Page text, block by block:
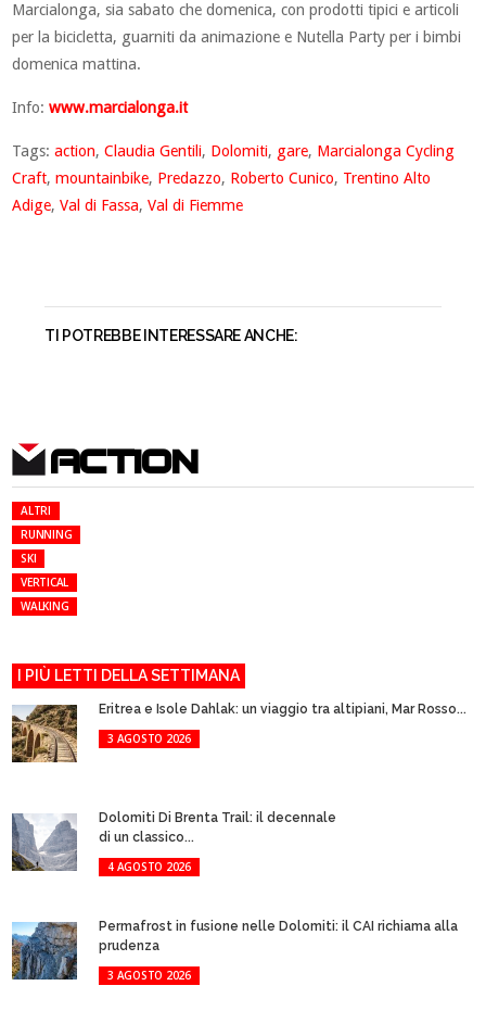
Marcialonga, sia sabato che domenica, con prodotti tipici e articoli
per la bicicletta, guarniti da animazione e Nutella Party per i bimbi
domenica mattina.
Info:www.marcialonga.it
Tags:action,Claudia Gentili, Dolomiti, gare, Marcialonga Cycling
Craft,mountainbike, Predazzo, Roberto Cunico, Trentino Alto
Adige,Val di Fassa,Val di Fiemme
TI POTREBBE INTERESSARE ANCHE:
ACTION
ALTRI
RUNNING
SKI
VERTICAL
WALKING
I PIÙ LETTI DELLA SETTIMANA
Eritrea e Isole Dahlak: un viaggio tra altipiani, Mar Rosso...
3 AGOSTO 2026
Dolomiti Di Brenta Trail: il decennale
di un classico...
4 AGOSTO 2026
Permafrost in fusione nelle Dolomiti: il CAI richiama alla
prudenza
3 AGOSTO 2026